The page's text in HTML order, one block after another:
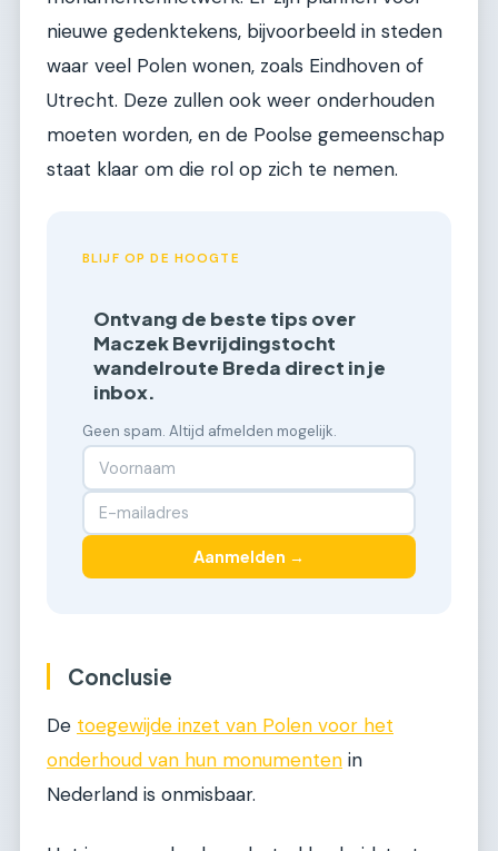
nieuwe gedenktekens, bijvoorbeeld in steden
waar veel Polen wonen, zoals Eindhoven of
Utrecht. Deze zullen ook weer onderhouden
moeten worden, en de Poolse gemeenschap
staat klaar om die rol op zich te nemen.
BLIJF OP DE HOOGTE
Ontvang de beste tips over
Maczek Bevrijdingstocht
wandelroute Breda direct in je
inbox.
Geen spam. Altijd afmelden mogelijk.
Aanmelden →
Conclusie
De toegewijde inzet van Polen voor het
onderhoud van hun monumenten in
Nederland is onmisbaar.